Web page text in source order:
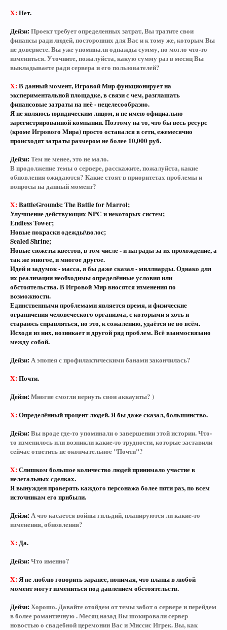
X:Нет.
Дейзи:Проект требует определенных затрат, Вы тратите свои
финансы ради людей, посторонних для Вас и к тому же, которым Вы
не доверяете. Вы уже упоминали однажды сумму, но могло что-то
измениться. Уточните, пожалуйста, какую сумму раз в месяц Вы
выкладываете ради сервера и его пользователей?
X:В данный момент, Игровой Мир функционирует на
экспериментальной площадке, в связи с чем, разглашать
финансовые затраты на неё - нецелесообразно.
Я не являюсь юридическим лицом, и не имею официально
зарегистрированной компании. Поэтому на то, что бы весь ресурс
(кроме Игрового Мира) просто оставался в сети, ежемесячно
происходят затраты размером не более 10,000 руб.
Дейзи:Тем не менее, это не мало.
В продолжение темы о сервере, расскажите, пожалуйста, какие
обновления ожидаются? Какие стоят в приоритетах проблемы и
вопросы на данный момент?
X:BattleGrounds: The Battle for Marrol;
Улучшение действующих NPC и некоторых систем;
Endless Tower;
Новые покраски одежды\волос;
Sealed Shrine;
Новые сюжеты квестов, в том числе - и награды за их прохождение, а
так же многое, и многое другое.
Идей и задумок - масса, я бы даже сказал - миллиарды. Однако для
их реализации необходимы определённые условия или
обстоятельства. В Игровой Мир вносятся изменения по
возможности.
Единственными проблемами является время, и физические
ограничения человеческого организма, с которыми я хоть и
стараюсь справляться, но это, к сожалению, удаётся не во всём.
Исходя из них, возникает и другой ряд проблем. Всё взаимосвязано
между собой.
Дейзи:А эпопея с профилактическими банами закончилась?
X:Почти.
Дейзи:Многие смогли вернуть свои аккаунты? )
X:Определённый процент людей. Я бы даже сказал, большинство.
Дейзи:Вы вроде где-то упоминали о завершении этой истории. Что-
то изменилось или возникли какие-то трудности, которые заставили
сейчас ответить не окончательное "Почти"?
X:Слишком большое количество людей принимало участие в
нелегальных сделках.
Я вынужден проверять каждого персонажа более пяти раз, по всем
источникам его прибыли.
Дейзи:А что касается войны гильдий, планируются ли какие-то
изменения, обновления?
X:Да.
Дейзи:Что именно?
X:Я не люблю говорить заранее, понимая, что планы в любой
момент могут измениться под давлением обстоятельств.
Дейзи:Хорошо. Давайте отойдем от темы забот о сервере и перейдем
в более романтичную . Месяц назад Вы шокировали сервер
новостью о свадебной церемонии Вас и Миссис Игрек. Вы, как